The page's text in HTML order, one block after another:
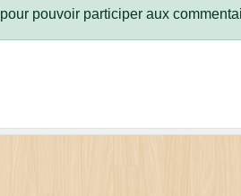
pour pouvoir participer aux